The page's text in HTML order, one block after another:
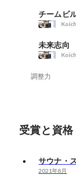
チームビ
未来志向
調整力
受賞と資格
サウナ・
2021年8月